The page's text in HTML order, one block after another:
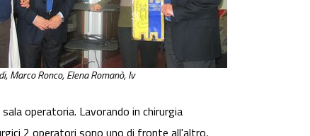
Marco Ronco, Elena Romanò, Iv
operatoria. Lavorando in chirurgia
2 operatori sono uno di fronte all'altro,